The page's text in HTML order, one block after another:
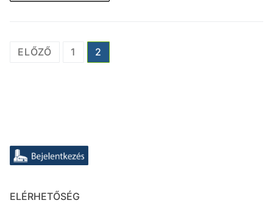
Bejegyzések
ELŐZŐ 1 2
ELÉRHETŐSÉG